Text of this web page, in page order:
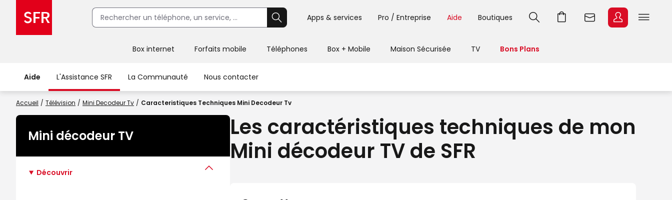
Apps & services Pro / Entreprise Aide Boutiques
Box internet Forfaits mobile Téléphones Box + Mobile Maison Sécurisée TV Bons Plans
Aide L'Assistance SFR La Communauté Nous contacter
Accueil Télévision Mini Decodeur Tv Caracteristiques Techniques Mini Decodeur Tv
Mini décodeur TV
Découvrir
Les caractéristiques techniques de mon
Mini décodeur TV de SFR